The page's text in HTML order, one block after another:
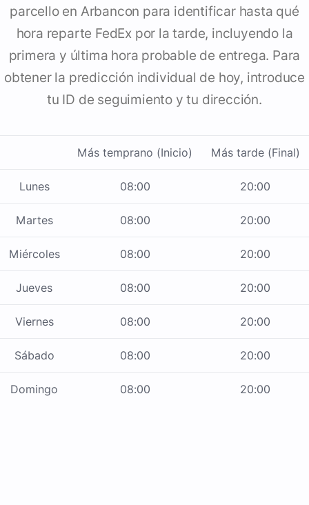
parcello en Arbancon para identificar hasta qué
hora reparte FedEx por la tarde, incluyendo la
primera y última hora probable de entrega. Para
obtener la predicción individual de hoy, introduce
tu ID de seguimiento y tu dirección.
Más temprano (Inicio) Más tarde (Final)
Lunes 08:00 20:00
Martes 08:00 20:00
Miércoles 08:00 20:00
Jueves 08:00 20:00
Viernes 08:00 20:00
Sábado 08:00 20:00
Domingo 08:00 20:00